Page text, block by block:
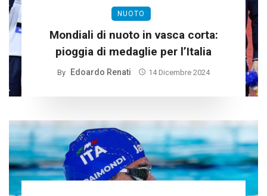
NUOTO
Mondiali di nuoto in vasca corta:
pioggia di medaglie per l’Italia
By Edoardo Renati 14 Dicembre 2024